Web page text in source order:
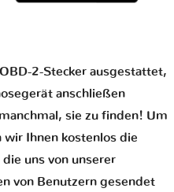
2-Stecker ausgestattet,
anschließen
sie zu finden! Um
wir Ihnen kostenlos die
uns von unserer
von Benutzern gesendet